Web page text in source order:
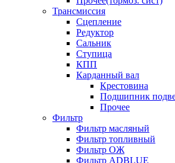
Трансмиссия
Сцепление
Редуктор
Сальник
Ступица
КПП
Карданный вал
Крестовина
Подшипник
Прочее
Фильтр
Фильтр масляный
Фильтр топливный
Фильтр ОЖ
Фильтр ADBLUE